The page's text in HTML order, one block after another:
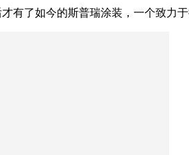
了如今的斯普瑞涂装，一个致力